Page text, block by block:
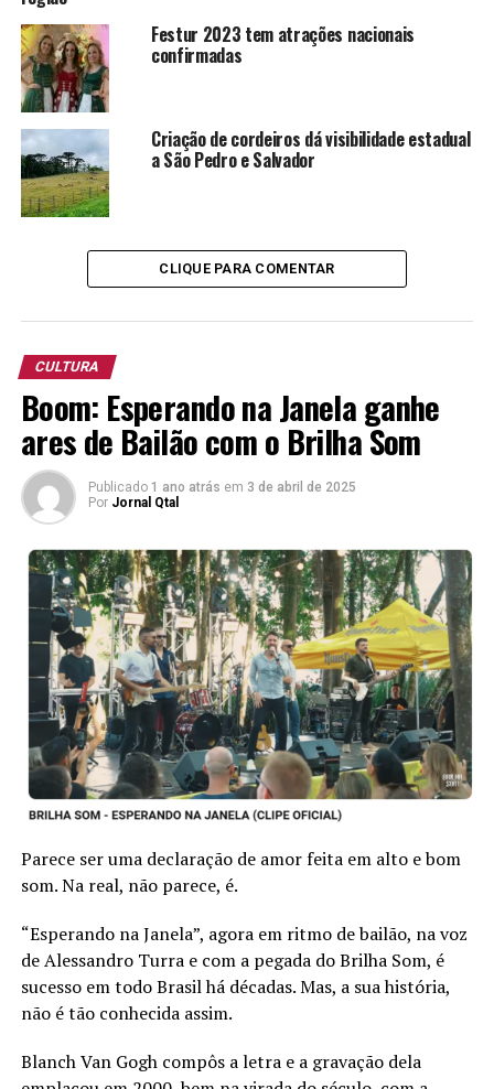
Festur 2023 tem atrações nacionais
confirmadas
Criação de cordeiros dá visibilidade estadual
a São Pedro e Salvador
CLIQUE PARA COMENTAR
CULTURA
Boom: Esperando na Janela ganhe
ares de Bailão com o Brilha Som
Publicado 1 ano atrás em 3 de abril de 2025
Por Jornal Qtal
Parece ser uma declaração de amor feita em alto e bom
som. Na real, não parece, é.
“Esperando na Janela”, agora em ritmo de bailão, na voz
de Alessandro Turra e com a pegada do Brilha Som, é
sucesso em todo Brasil há décadas. Mas, a sua história,
não é tão conhecida assim.
Blanch Van Gogh compôs a letra e a gravação dela